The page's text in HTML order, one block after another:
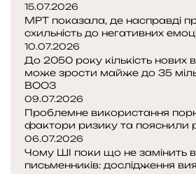
м
а
т
г
е
н
и
н
н
я
к
о
н
т
и
н
е
н
т
ю
т
ь
п
о
г
о
д
о
ю
15.07.2026
МРТ показала, де насправді
схильність до негативних
10.07.2026
До 2050 року кількість нових
може зрости майже до 35
ВООЗ
09.07.2026
Проблемне використання
фактори ризику та пояснили
06.07.2026
Чому ШІ поки що не замінить
письменників: дослідження